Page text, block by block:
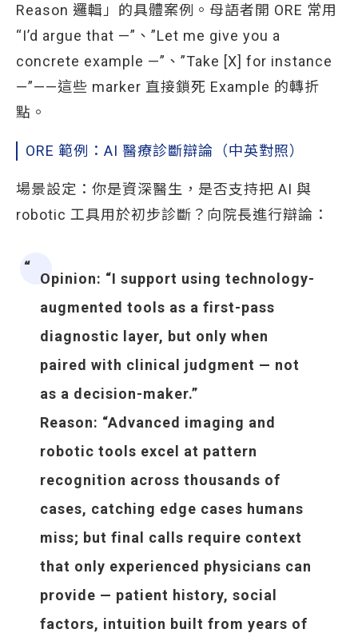
Reason 邏輯」的具體案例。母語者開 ORE 常用
“I’d argue that —”、”Let me give you a
concrete example —”、”Take [X] for instance
—”——這些 marker 直接鎖死 Example 的轉折
點。
ORE 範例：AI 醫療診斷辯論（中英對照）
場景設定：你是資深醫生，是否支持把 AI 與
robotic 工具用於初步診斷？向院長進行辯論：
Opinion: “I support using technology-
augmented tools as a first-pass
diagnostic layer, but only when
paired with clinical judgment — not
as a decision-maker.”
Reason: “Advanced imaging and
robotic tools excel at pattern
recognition across thousands of
cases, catching edge cases humans
miss; but final calls require context
that only experienced physicians can
provide — patient history, social
factors, intuition built from years of